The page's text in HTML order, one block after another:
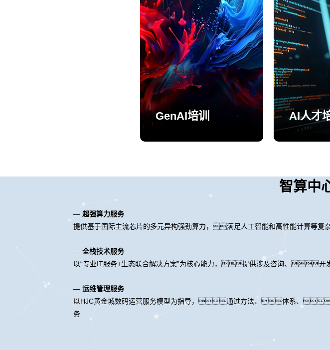
GenAI培训 AI人才
智算中
— 超强算力服务
提供基于国际主流芯片的多元异构强劲算力，满足人工智能和高性能计算等复
— 全栈技术服务
以“专业IT服务+生态联合解决方案”为核心能力，提供涉及咨询、开
— 运维管理服务
以HJC黄金城数码运营服务模型为指导，通过方法、体系、
务